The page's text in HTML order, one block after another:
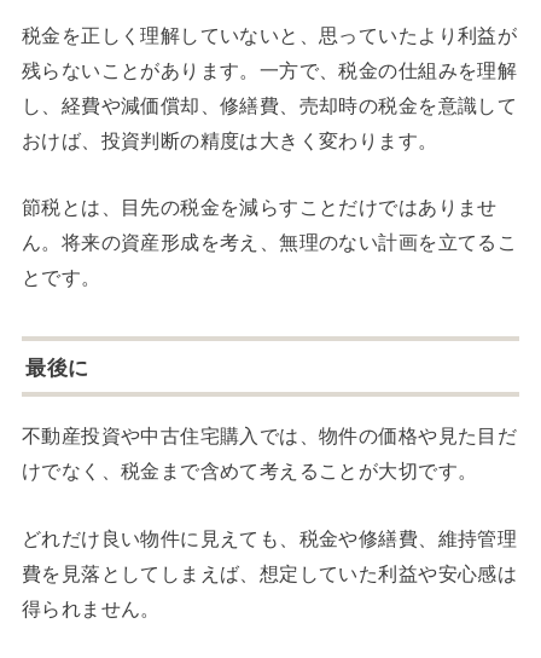
税金を正しく理解していないと、思っていたより利益が
残らないことがあります。一方で、税金の仕組みを理解
し、経費や減価償却、修繕費、売却時の税金を意識して
おけば、投資判断の精度は大きく変わります。
節税とは、目先の税金を減らすことだけではありませ
ん。将来の資産形成を考え、無理のない計画を立てるこ
とです。
最後に
不動産投資や中古住宅購入では、物件の価格や見た目だ
けでなく、税金まで含めて考えることが大切です。
どれだけ良い物件に見えても、税金や修繕費、維持管理
費を見落としてしまえば、想定していた利益や安心感は
得られません。